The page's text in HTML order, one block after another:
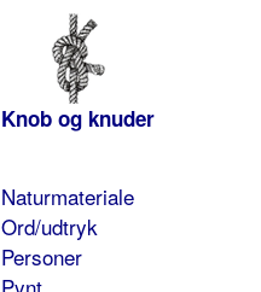
Knob og knuder
Naturmateriale
Ord/udtryk
Personer